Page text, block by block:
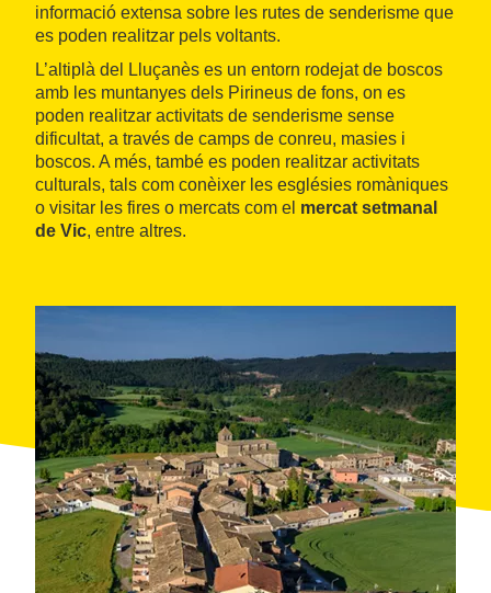
informació extensa sobre les rutes de senderisme que
es poden realitzar pels voltants.
L’altiplà del Lluçanès es un entorn rodejat de boscos
amb les muntanyes dels Pirineus de fons, on es
poden realitzar activitats de senderisme sense
dificultat, a través de camps de conreu, masies i
boscos. A més, també es poden realitzar activitats
culturals, tals com conèixer les esglésies romàniques
o visitar les fires o mercats com el mercat setmanal
de Vic, entre altres.